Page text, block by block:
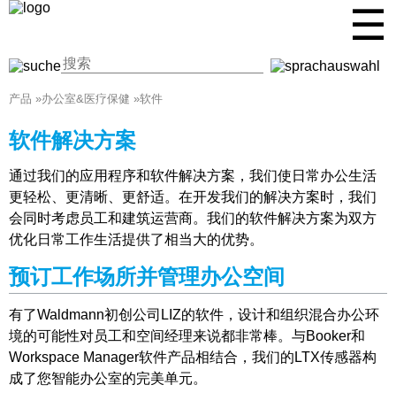
☰
产品 »办公室&医疗保健 »软件
软件解决方案
通过我们的应用程序和软件解决方案，我们使日常办公生活
更轻松、更清晰、更舒适。在开发我们的解决方案时，我们
会同时考虑员工和建筑运营商。我们的软件解决方案为双方
优化日常工作生活提供了相当大的优势。
预订工作场所并管理办公空间
有了Waldmann初创公司LIZ的软件，设计和组织混合办公环
境的可能性对员工和空间经理来说都非常棒。与Booker和
Workspace Manager软件产品相结合，我们的LTX传感器构
成了您智能办公室的完美单元。